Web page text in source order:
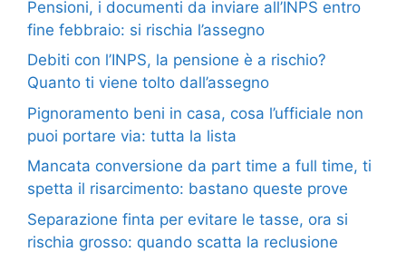
Pensioni, i documenti da inviare all’INPS entro
fine febbraio: si rischia l’assegno
Debiti con l’INPS, la pensione è a rischio?
Quanto ti viene tolto dall’assegno
Pignoramento beni in casa, cosa l’ufficiale non
puoi portare via: tutta la lista
Mancata conversione da part time a full time, ti
spetta il risarcimento: bastano queste prove
Separazione finta per evitare le tasse, ora si
rischia grosso: quando scatta la reclusione